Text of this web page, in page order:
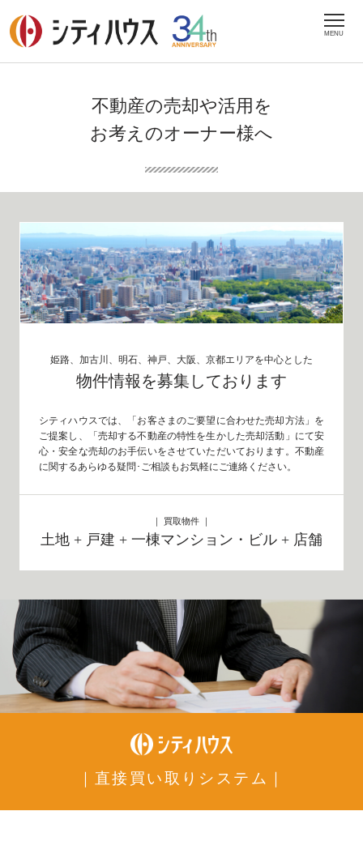
MENU
不動産の売却や活用を
お考えのオーナー様へ
姫路、加古川、明石、神戸、大阪、京都エリアを中心とした
物件情報を募集しております
シティハウスでは、「お客さまのご要望に合わせた売却方法」を
ご提案し、「売却する不動産の特性を生かした売却活動」にて安
心・安全な売却のお手伝いをさせていただいております。不動産
に関するあらゆる疑問･ご相談もお気軽にご連絡ください。
｜ 買取物件 ｜
土地 + 戸建 + 一棟マンション・ビル + 店舗
｜直接買い取りシステム｜